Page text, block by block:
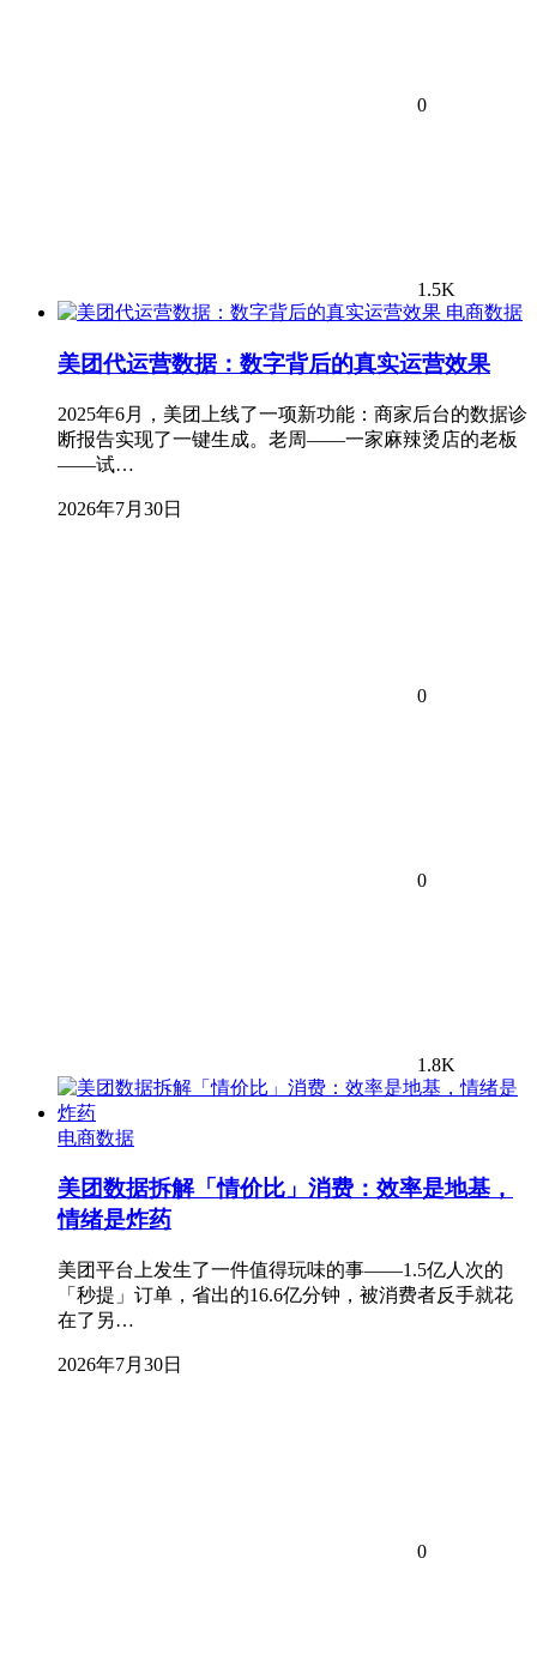
0
1.5K
电商数据
美团代运营数据：数字背后的真实运营效果
2025年6月，美团上线了一项新功能：商家后台的数据诊
断报告实现了一键生成。老周——一家麻辣烫店的老板
——试…
2026年7月30日
0
0
1.8K
电商数据
美团数据拆解「情价比」消费：效率是地基，
情绪是炸药
美团平台上发生了一件值得玩味的事——1.5亿人次的
「秒提」订单，省出的16.6亿分钟，被消费者反手就花
在了另…
2026年7月30日
0